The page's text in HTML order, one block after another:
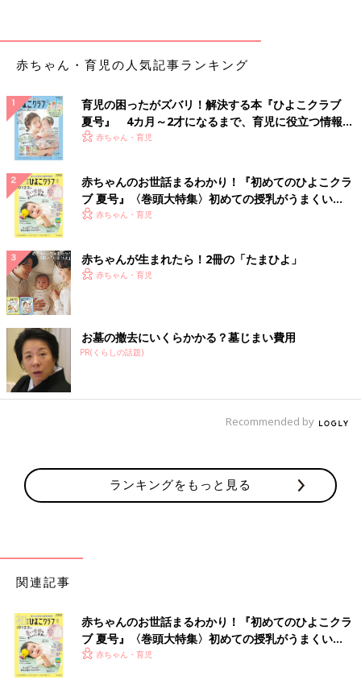
赤ちゃん・育児の人気記事ランキング
育児の困ったがズバリ！解決する本『ひよこクラブ
夏号』 4カ月～2才になるまで、育児に役立つ情報が
いっぱい！
赤ちゃん・育児
赤ちゃんのお世話まるわかり！『初めてのひよこクラ
ブ 夏号』〈巻頭大特集〉初めての授乳がうまくい
く！ おっぱい・ミルクの基本と夏のトラブル 解決テ
赤ちゃん・育児
赤ちゃんが生まれたら！2冊の「たまひよ」
赤ちゃん・育児
お墓の撤去にいくらかかる？墓じまい費用
PR(くらしの話題)
Recommended by
ランキングをもっと見る
関連記事
赤ちゃんのお世話まるわかり！『初めてのひよこクラ
ブ 夏号』〈巻頭大特集〉初めての授乳がうまくい
く！ おっぱい・ミルクの基本と夏のトラブル 解決テ
赤ちゃん・育児